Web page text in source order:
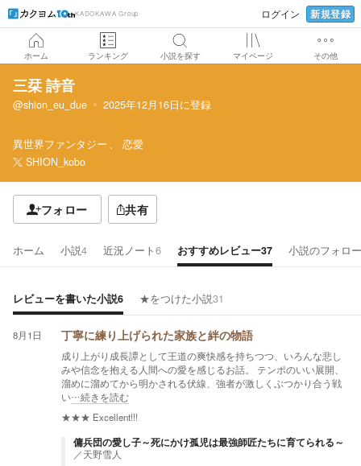
KADOKAWA Group ログイン 新規登録
ホーム ランキング 小説を探す マイページ その他
三栞 詩音
@shion_eu_due 2025年12月16日に登録
異世界ファンタジー
恋愛
SHION_kobo
フォロー 共有
ホーム 小説4 近況ノート6 おすすめレビュー37 小説のフォロー
レビューを書いた小説6 ★をつけた小説31
8月1日 丁寧に練り上げられた家族と絆の物語
成り上がり成長譚として王道の爽快感を持ちつつ、いろんな悲し
みや信念を抱える人間への愛を感じるお話。 テンポのいい展開、
溜めに溜めてから明かされる伏線、強者が激しくぶつかり合う戦
い…続きを読む
★★★ Excellent!!!
傭兵団の愛し子～死にかけ孤児は最強師匠たちに育てられる～
／天野雪人